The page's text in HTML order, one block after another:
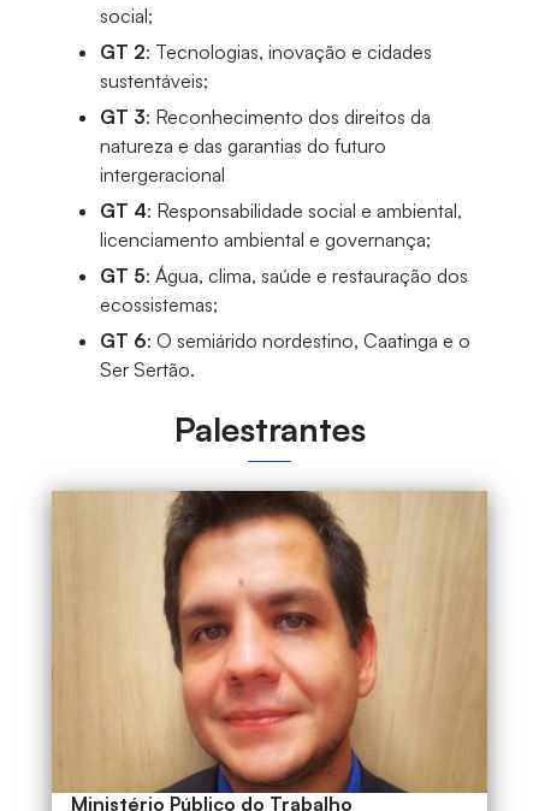
social;
GT 2: Tecnologias, inovação e cidades
sustentáveis;
GT 3: Reconhecimento dos direitos da
natureza e das garantias do futuro
intergeracional
GT 4: Responsabilidade social e ambiental,
licenciamento ambiental e governança;
GT 5: Água, clima, saúde e restauração dos
ecossistemas;
GT 6: O semiárido nordestino, Caatinga e o
Ser Sertão.
Palestrantes
Afonso de Paula Pinheiro Rocha -
Ministério Público do Trabalho